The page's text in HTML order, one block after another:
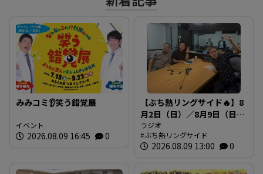
みみコミ👂笑う錯覚展
イベント
2026.08.09 16:45 0
【ぶち熱リングサイド🔥】8
月2日（日）／8月9日（日）
放送内容
ラジオ
ぶち熱リングサイド
2026.08.09 13:00 0